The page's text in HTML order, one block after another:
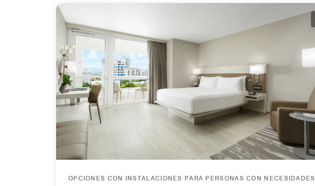
OPCIONES CON INSTALACIONES PARA PERSONAS CON NECESIDADES